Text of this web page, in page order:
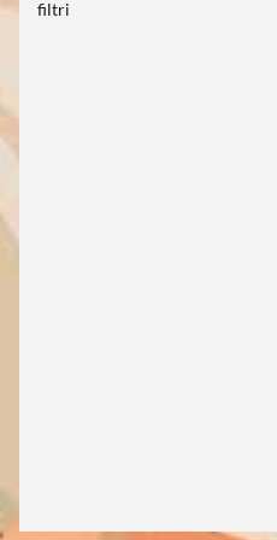
filtri